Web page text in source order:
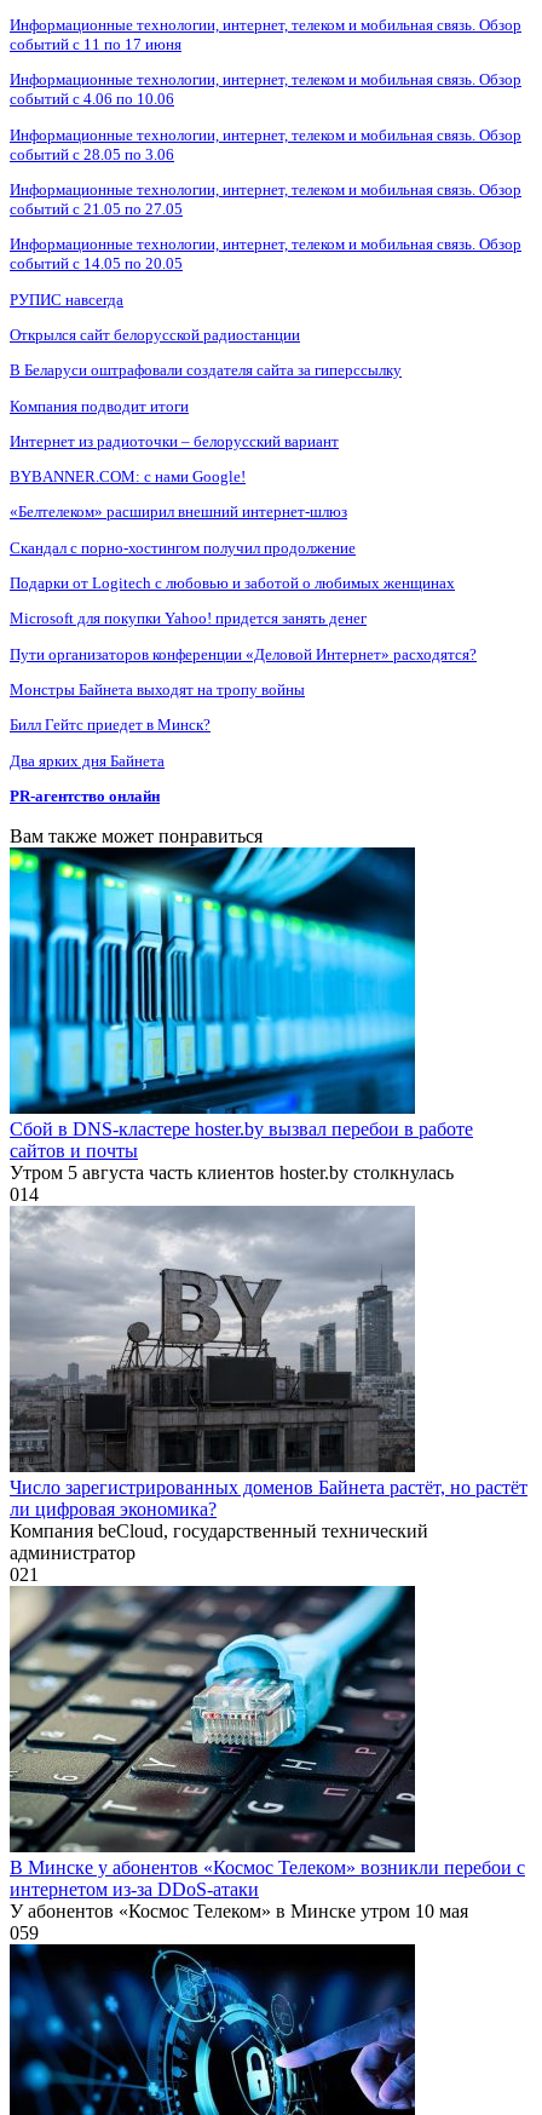
Информационные технологии, интернет, телеком и мобильная связь. Обзор
событий с 11 по 17 июня
Информационные технологии, интернет, телеком и мобильная связь. Обзор
событий с 4.06 по 10.06
Информационные технологии, интернет, телеком и мобильная связь. Обзор
событий с 28.05 по 3.06
Информационные технологии, интернет, телеком и мобильная связь. Обзор
событий с 21.05 по 27.05
Информационные технологии, интернет, телеком и мобильная связь. Обзор
событий с 14.05 по 20.05
РУПИС навсегда
Открылся сайт белорусской радиостанции
В Беларуси оштрафовали создателя сайта за гиперссылку
Компания подводит итоги
Интернет из радиоточки – белорусский вариант
BYBANNER.COM: c нами Google!
«Белтелеком» расширил внешний интернет-шлюз
Скандал с порно-хостингом получил продолжение
Подарки от Logitech с любовью и заботой о любимых женщинах
Microsoft для покупки Yahoo! придется занять денег
Пути организаторов конференции «Деловой Интернет» расходятся?
Монстры Байнета выходят на тропу войны
Билл Гейтс приедет в Минск?
Два ярких дня Байнета
PR-агентство онлайн
Вам также может понравиться
Сбой в DNS-кластере hoster.by вызвал перебои в работе
сайтов и почты
Утром 5 августа часть клиентов hoster.by столкнулась
014
Число зарегистрированных доменов Байнета растёт, но растёт
ли цифровая экономика?
Компания beCloud, государственный технический
администратор
021
В Минске у абонентов «Космос Телеком» возникли перебои с
интернетом из-за DDoS-атаки
У абонентов «Космос Телеком» в Минске утром 10 мая
059